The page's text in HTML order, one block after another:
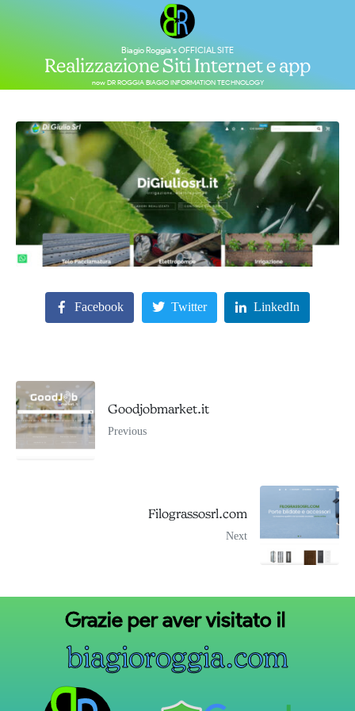
Biagio Roggia's OFFICIAL SITE
Realizzazione Siti Internet e app
now DR ROGGIA BIAGIO INFORMATION TECHNOLOGY
Facebook Twitter LinkedIn
Goodjobmarket.it
Previous
Filograssosrl.com
Next
Grazieperavervisitatoil
biagioroggia.com